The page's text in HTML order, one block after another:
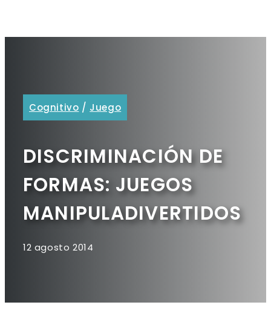
Cognitivo / Juego
DISCRIMINACIÓN DE
FORMAS: JUEGOS
MANIPULADIVERTIDOS
12 agosto 2014